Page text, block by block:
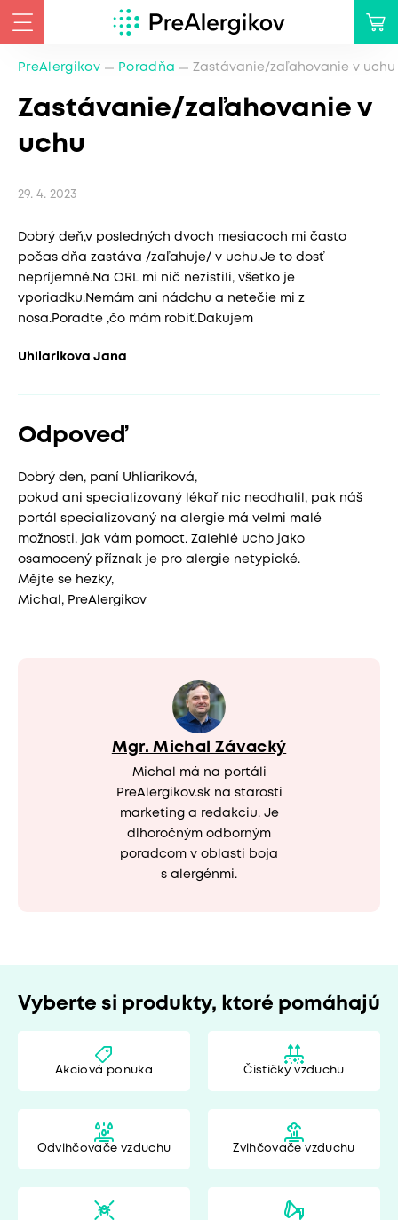
PreAlergikov Poradňa Zastávanie/zaľahovanie v uchu
Zastávanie/zaľahovanie v
uchu
29. 4. 2023
Dobrý deň,v posledných dvoch mesiacoch mi často
počas dňa zastáva /zaľahuje/ v uchu.Je to dosť
nepríjemné.Na ORL mi nič nezistili, všetko je
vporiadku.Nemám ani nádchu a netečie mi z
nosa.Poradte ,čo mám robiť.Dakujem
Uhliarikova Jana
Odpoveď
Dobrý den, paní Uhliariková,
pokud ani specializovaný lékař nic neodhalil, pak náš
portál specializovaný na alergie má velmi malé
možnosti, jak vám pomoct. Zalehlé ucho jako
osamocený příznak je pro alergie netypické.
Mějte se hezky,
Michal, PreAlergikov
Mgr. Michal Závacký
Michal má na portáli
PreAlergikov.sk na starosti
marketing a redakciu. Je
dlhoročným odborným
poradcom v oblasti boja
s alergénmi.
Vyberte si produkty, ktoré pomáhajú
Akciová ponuka Čističky vzduchu
Odvlhčovače vzduchu Zvlhčovače vzduchu